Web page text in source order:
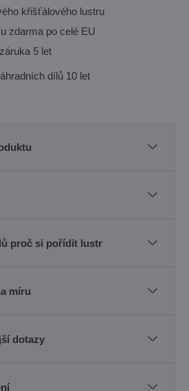
křišťálového lustru
zdarma po celé EU
5 let
dílů 10 let
proč si pořídit lustr
míru
dotazy